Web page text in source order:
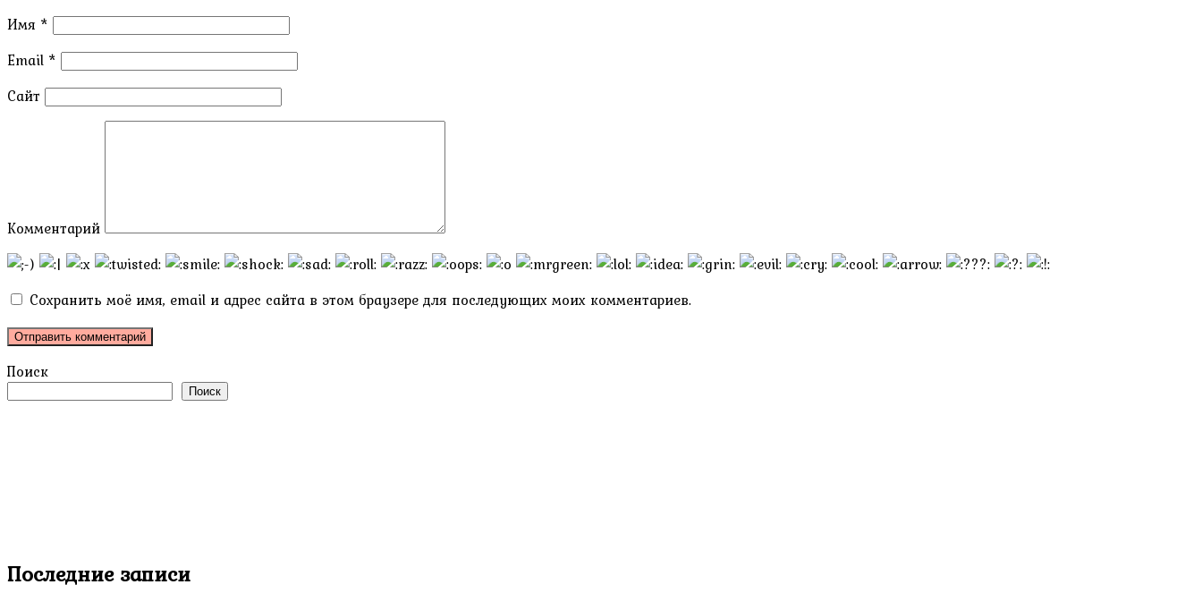
Имя *
Email *
Сайт
Комментарий
Сохранить моё имя, email и адрес сайта в этом браузере для последующих моих комментариев.
Поиск
Поиск
Последние записи